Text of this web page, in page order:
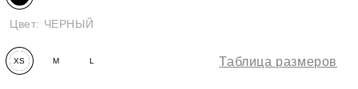
Цвет: ЧЕРНЫЙ
XS M L Таблица размеров